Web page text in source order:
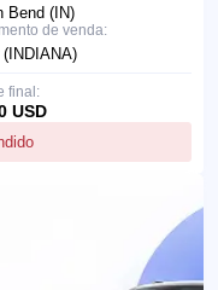
Bend (IN)
de venda:
(INDIANA)
final:
USD